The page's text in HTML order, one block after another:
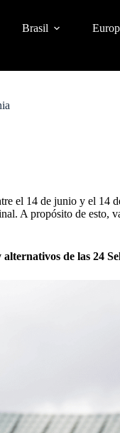
Brasil
el 14 de junio y el 14
A propósito de esto,
de las 24